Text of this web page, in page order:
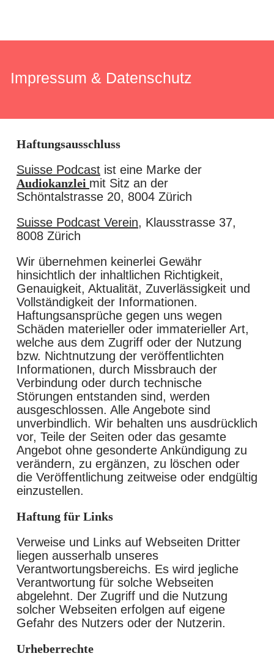
Impressum & Datenschutz
Haftungsausschluss
Suisse Podcast ist eine Marke der
Audiokanzlei mit Sitz an der
Schöntalstrasse 20, 8004 Zürich
Suisse Podcast Verein, Klausstrasse 37,
8008 Zürich
Wir übernehmen keinerlei Gewähr
hinsichtlich der inhaltlichen Richtigkeit,
Genauigkeit, Aktualität, Zuverlässigkeit und
Vollständigkeit der Informationen.
Haftungsansprüche gegen uns wegen
Schäden materieller oder immaterieller Art,
welche aus dem Zugriff oder der Nutzung
bzw. Nichtnutzung der veröffentlichten
Informationen, durch Missbrauch der
Verbindung oder durch technische
Störungen entstanden sind, werden
ausgeschlossen. Alle Angebote sind
unverbindlich. Wir behalten uns ausdrücklich
vor, Teile der Seiten oder das gesamte
Angebot ohne gesonderte Ankündigung zu
verändern, zu ergänzen, zu löschen oder
die Veröffentlichung zeitweise oder endgültig
einzustellen.
Haftung für Links
Verweise und Links auf Webseiten Dritter
liegen ausserhalb unseres
Verantwortungsbereichs. Es wird jegliche
Verantwortung für solche Webseiten
abgelehnt. Der Zugriff und die Nutzung
solcher Webseiten erfolgen auf eigene
Gefahr des Nutzers oder der Nutzerin.
Urheberrechte